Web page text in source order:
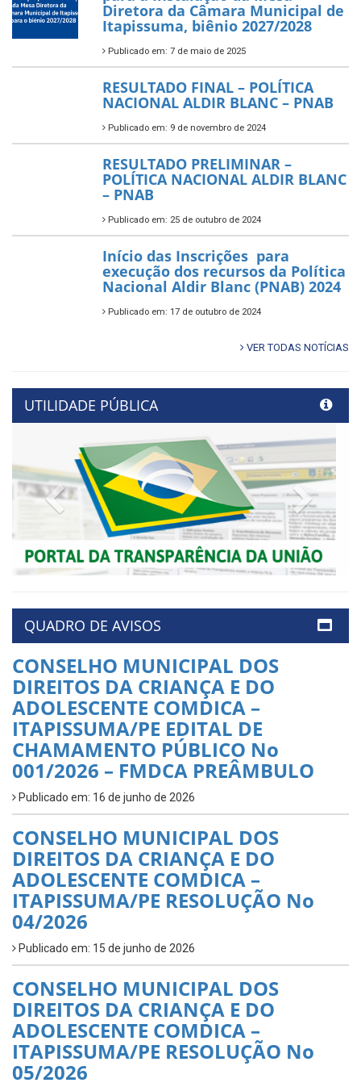
Diretora da Câmara Municipal de
Itapissuma, biênio 2027/2028
Publicado em: 7 de maio de 2025
RESULTADO FINAL – POLÍTICA
NACIONAL ALDIR BLANC – PNAB
Publicado em: 9 de novembro de 2024
RESULTADO PRELIMINAR –
POLÍTICA NACIONAL ALDIR BLANC
– PNAB
Publicado em: 25 de outubro de 2024
Início das Inscrições para
execução dos recursos da Política
Nacional Aldir Blanc (PNAB) 2024
Publicado em: 17 de outubro de 2024
VER TODAS NOTÍCIAS
UTILIDADE PÚBLICA
Previous Next
QUADRO DE AVISOS
CONSELHO MUNICIPAL DOS
DIREITOS DA CRIANÇA E DO
ADOLESCENTE COMDICA –
ITAPISSUMA/PE EDITAL DE
CHAMAMENTO PÚBLICO No
001/2026 – FMDCA PREÂMBULO
Publicado em: 16 de junho de 2026
CONSELHO MUNICIPAL DOS
DIREITOS DA CRIANÇA E DO
ADOLESCENTE COMDICA –
ITAPISSUMA/PE RESOLUÇÃO No
04/2026
Publicado em: 15 de junho de 2026
CONSELHO MUNICIPAL DOS
DIREITOS DA CRIANÇA E DO
ADOLESCENTE COMDICA –
ITAPISSUMA/PE RESOLUÇÃO No
05/2026